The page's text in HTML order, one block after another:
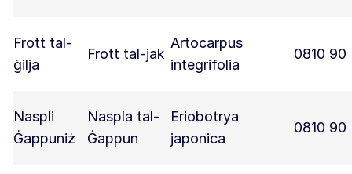
Frott tal-
ġilja
Frott tal-jak
Artocarpus
integrifolia
0810 90
Naspli
Ġappuniż
Naspla tal-
Ġappun
Eriobotrya
japonica
0810 90